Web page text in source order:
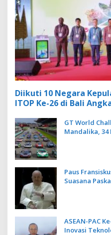
Diikuti 10 Negara
ITOP Ke-26 di Bali
GT World
Mandalika, 34
Paus
Suasana
ASEAN-PAC
Inovasi